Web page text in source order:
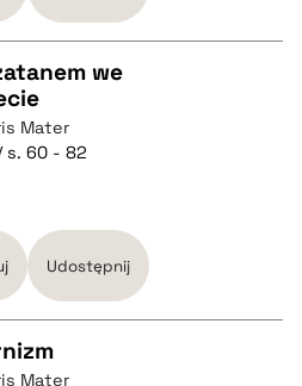
we
Mater
s. 60 - 82
Udostępnij
Mater